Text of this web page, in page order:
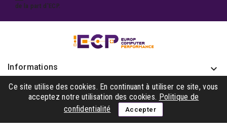
de la part d'ECP.
Informations keyboard_arrow_down
Produits 
Notre société
Ce site utilise des cookies. En continuant à utiliser ce site, vous
acceptez notre utilisation des cookies. Politique de
confidentialité
Accepter
